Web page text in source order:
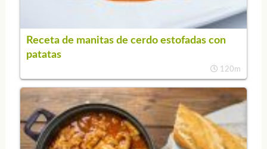
Receta de manitas de cerdo estofadas con
patatas
120m